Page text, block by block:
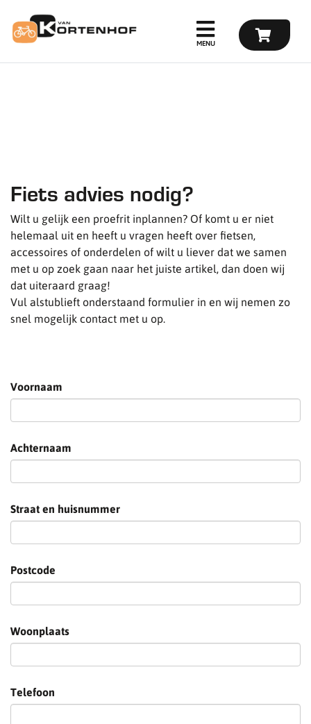
Fiets advies nodig?
Wilt u gelijk een proefrit inplannen? Of komt u er niet
helemaal uit en heeft u vragen heeft over fietsen,
accessoires of onderdelen of wilt u liever dat we samen
met u op zoek gaan naar het juiste artikel, dan doen wij
dat uiteraard graag!
Vul alstublieft onderstaand formulier in en wij nemen zo
snel mogelijk contact met u op.
Voornaam
Achternaam
Straat en huisnummer
Postcode
Woonplaats
Telefoon